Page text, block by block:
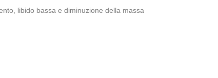
libido bassa e diminuzione della massa